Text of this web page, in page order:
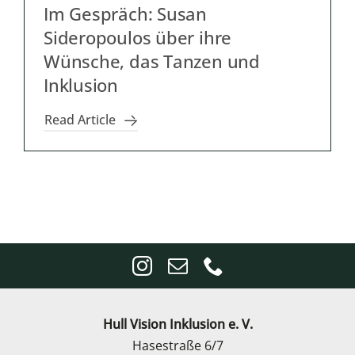
Im Gespräch: Susan
Sideropoulos über ihre
Wünsche, das Tanzen und
Inklusion
Read Article
Hull Vision Inklusion e. V.
Hasestraße 6/7